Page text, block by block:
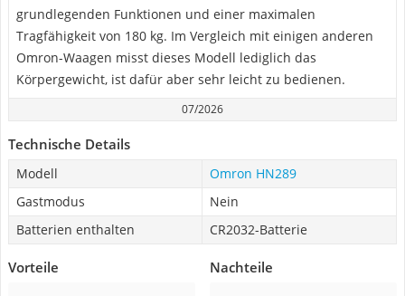
grundlegenden Funktionen und einer maximalen
Tragfähigkeit von 180 kg. Im Vergleich mit einigen anderen
Omron-Waagen misst dieses Modell lediglich das
Körpergewicht, ist dafür aber sehr leicht zu bedienen.
07/2026
Technische Details
Modell
Omron HN289
Gastmodus
Nein
Batterien enthalten
CR2032-Batterie
Vorteile Nachteile